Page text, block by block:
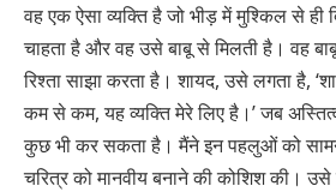
वह एक ऐसा व्यक्ति है जो भीड़ में मुश्किल से ही
चाहता है और वह उसे बाबू से मिलती है। वह
रिश्ता साझा करता है। शायद, उसे लगता है,
कम से कम, यह व्यक्ति मेरे लिए है।’ जब
कुछ भी कर सकता है। मैंने इन पहलुओं को
चरित्र को मानवीय बनाने की कोशिश की।